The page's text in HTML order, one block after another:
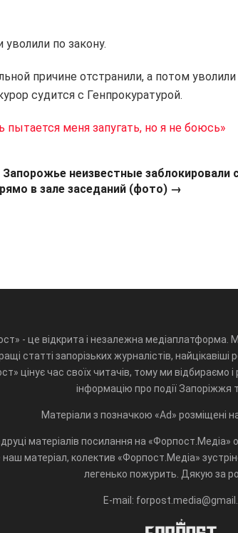
по закону.
причине отстранили, а потом
судится с Генпрокуратурой.
пытается меня запугать, но я не боюсь»
Запорожье неизвестные заблокировали
в зале заседаний (фото) →
- це відкрита і незалежна медіаплатформа.
статті запорізьких журналістів, найцікавіші
цінує час своїх читачів, тому ми відбираємо
інформацію про події Запоріжжя
Матеріали з позначкою «Ad» розміщені
матеріалів посилання на «Форпост.Медіа»
матеріал, колектив «Форпост.Медіа» зустріне
легенько пожурить. Дякую за
E-mail: